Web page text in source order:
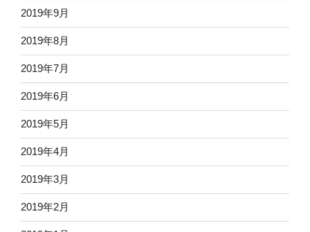
2019年9月
2019年8月
2019年7月
2019年6月
2019年5月
2019年4月
2019年3月
2019年2月